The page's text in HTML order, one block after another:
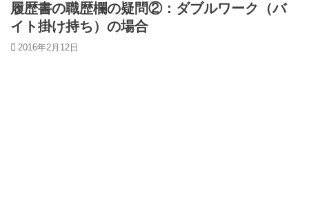
履歴書の職歴欄の疑問②：ダブルワーク（バ
イト掛け持ち）の場合
2016年2月12日